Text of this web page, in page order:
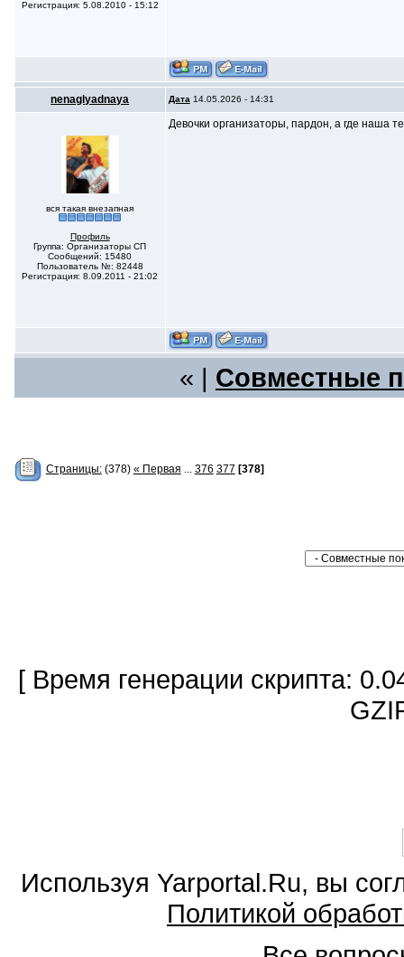
Регистрация: 5.08.2010 - 15:12
nenaglyadnaya Дата 14.05.2026 - 14:31
вся такая внезапная
Профиль
Группа: Организаторы СП
Сообщений: 15480
Пользователь №: 82448
Регистрация: 8.09.2011 - 21:02
Девочки организаторы, пардон, а где наша
« | Совместные
Страницы:(378) « Первая ... 376 377 [378]
[ Время генерации скрипта:
Используя Yarportal.Ru, вы
Политикой